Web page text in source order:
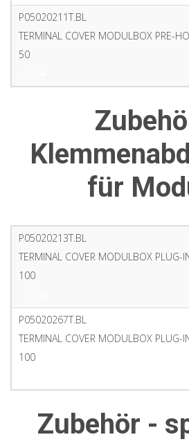
P05020211T.BL
TERMINAL COVER MODULBOX PRE-
50
für
P05020213T.BL
TERMINAL COVER MODULBOX PLUG-
100
P05020267T.BL
TERMINAL COVER MODULBOX PLUG-
100
Zubehör -